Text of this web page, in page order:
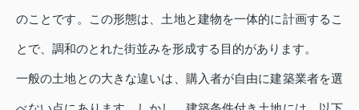
のことです。この形態は、土地と建物を一体的に計画するこ
とで、調和のとれた街並みを形成する目的があります。
一般の土地との大きな違いは、購入者が自由に建築業者を選